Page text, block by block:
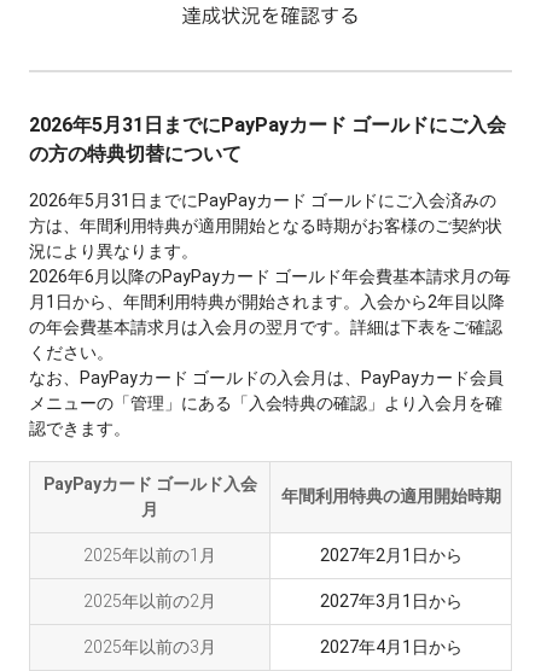
2026年5月31日までにPayPayカード ゴールドにご入会
の方の特典切替について
2026年5月31日までにPayPayカード ゴールドにご入会済みの
方は、年間利用特典が適用開始となる時期がお客様のご契約状
況により異なります。
2026年6月以降のPayPayカード ゴールド年会費基本請求月の毎
月1日から、年間利用特典が開始されます。入会から2年目以降
の年会費基本請求月は入会月の翌月です。詳細は下表をご確認
ください。
なお、PayPayカード ゴールドの入会月は、PayPayカード会員
メニューの「管理」にある「入会特典の確認」より入会月を確
認できます。
PayPayカード ゴールド入会
月
年間利用特典の適用開始時期
2025年以前の1月 2027年2月1日から
2025年以前の2月 2027年3月1日から
2025年以前の3月 2027年4月1日から